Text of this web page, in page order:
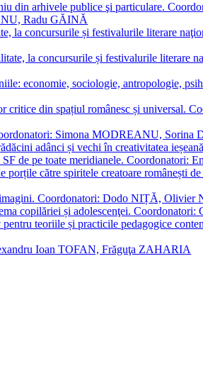
din arhivele publice şi particulare.
Radu GĂINĂ
la concursurile și festivalurile literare
la concursurile și festivalurile literare
economie, sociologie, antropologie,
critice din spațiul românesc și universal.
Simona MODREANU,
adânci și vechi în creativitatea
de pe toate meridianele.
către spiritele creatoare românești
imagini. Coordonatori: Dodo NIȚĂ,
copilăriei și adolescenţei.
teoriile și practicile pedagogice
Ioan TOFAN, Frăguţa ZAHARIA